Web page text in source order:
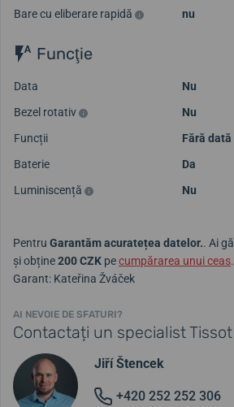
Bare cu eliberare rapidă
nu
Funcţie
Data
Nu
Bezel rotativ
Nu
Funcții
Fără dată
Baterie
Da
Luminiscență
Nu
Pentru Garantăm acuratețea datelor.. Ai
și obține200 CZK pecumpărarea unui ceas.
Garant: Kateřina Žváček
AI NEVOIE DE SFATURI?
Contactați un specialist Tissot
Jiří Štencek
+420 252 252 306